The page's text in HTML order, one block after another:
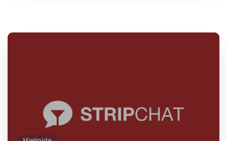
Mielipide